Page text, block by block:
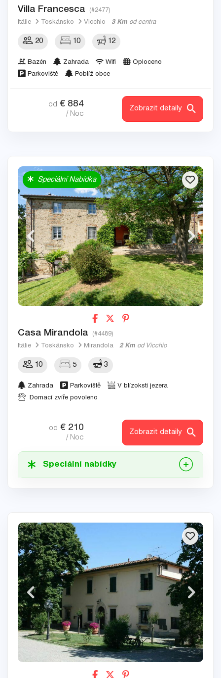
Villa Francesca (#2477)
Itálie Toskánsko Vicchio 3 Km od centra
20 10 12
Bazén Zahrada Wifi
Oploceno
Parkoviště
Poblíž obce
od € 884
/ Noc
Zobrazit detaily
Speciální Nabídka
Casa Mirandola (#4489)
Itálie Toskánsko Mirandola 2 Km od Vicchio
10 5 3
Zahrada Parkoviště
V blízoksti jezera
Domací zvíře povoleno
od € 210
/ Noc
Zobrazit detaily
Speciální nabídky